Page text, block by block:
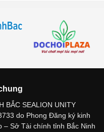
BẮC SEALION UNITY
do Phong Đăng ký kinh
– Sở Tài chính tỉnh Bắc Ninh